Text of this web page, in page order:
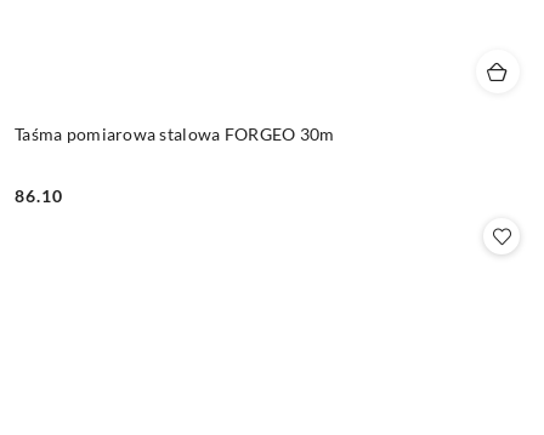
Taśma pomiarowa stalowa FORGEO 30m
Cena:
86.10